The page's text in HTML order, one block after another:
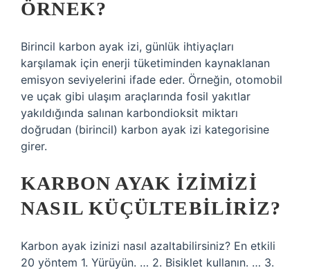
ÖRNEK?
Birincil karbon ayak izi, günlük ihtiyaçları
karşılamak için enerji tüketiminden kaynaklanan
emisyon seviyelerini ifade eder. Örneğin, otomobil
ve uçak gibi ulaşım araçlarında fosil yakıtlar
yakıldığında salınan karbondioksit miktarı
doğrudan (birincil) karbon ayak izi kategorisine
girer.
KARBON AYAK IZIMIZI
NASIL KÜÇÜLTEBILIRIZ?
Karbon ayak izinizi nasıl azaltabilirsiniz? En etkili
20 yöntem 1. Yürüyün. … 2. Bisiklet kullanın. … 3.